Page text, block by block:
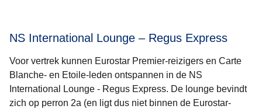
NS International Lounge – Regus Express
Voor vertrek kunnen Eurostar Premier-reizigers en Carte
Blanche- en Etoile-leden ontspannen in de NS
International Lounge - Regus Express. De lounge bevindt
zich op perron 2a (en ligt dus niet binnen de Eurostar-